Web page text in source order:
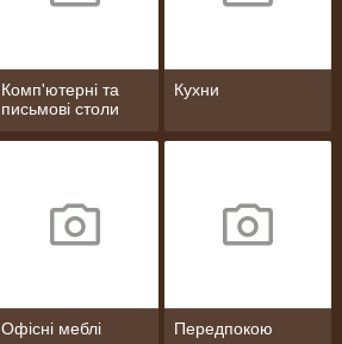
Комп'ютерні та
письмові столи
Кухни
Офісні меблі Передпокою